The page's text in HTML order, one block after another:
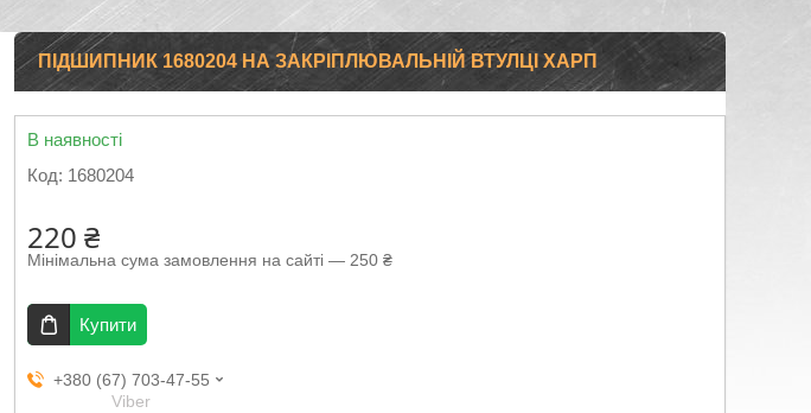
ПІДШИПНИК 1680204 НА ЗАКРІПЛЮВАЛЬНІЙ ВТУЛЦІ ХАРП
В наявності
Код: 1680204
220 ₴
Мінімальна сума замовлення на сайті — 250 ₴
Купити
+380 (67) 703-47-55
Viber